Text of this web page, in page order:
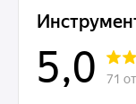
Хирургические
инструменты